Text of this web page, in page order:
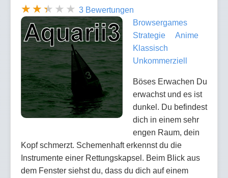
3 Bewertungen
Browsergames
Strategie
Anime
Klassisch
Unkommerziell
Böses Erwachen Du
erwachst und es ist
dunkel. Du befindest
dich in einem sehr
engen Raum, dein
Kopf schmerzt. Schemenhaft erkennst du die
Instrumente einer Rettungskapsel. Beim Blick aus
dem Fenster siehst du, dass du dich auf einem